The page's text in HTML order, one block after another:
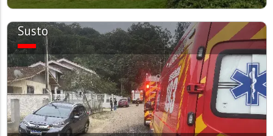
Susto